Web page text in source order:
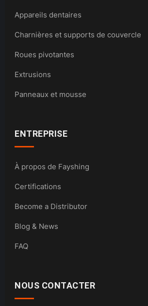
Appareils dentaires
Charnières et supports de couvercle
Roues pivotantes
Extrusions
Panneaux et mousse
ENTREPRISE
À propos de Fayshing
Certifications
Become a Distributor
Blog & News
FAQ
NOUS CONTACTER